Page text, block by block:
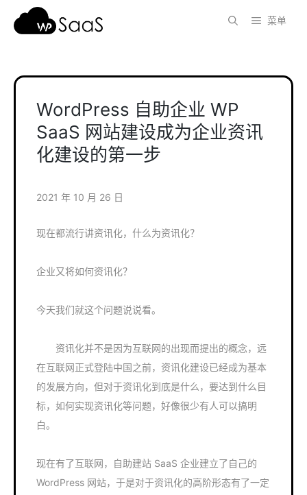
菜单
WordPress 自助企业 WP
SaaS 网站建设成为企业资讯
化建设的第一步
2021 年 10 月 26 日
现在都流行讲资讯化，什么为资讯化？
企业又将如何资讯化？
今天我们就这个问题说说看。
资讯化并不是因为互联网的出现而提出的概念，远
在互联网正式登陆中国之前，资讯化建设已经成为基本
的发展方向，但对于资讯化到底是什么，要达到什么目
标，如何实现资讯化等问题，好像很少有人可以搞明
白。
现在有了互联网，自助建站 SaaS 企业建立了自己的
WordPress 网站，于是对于资讯化的高阶形态有了一定